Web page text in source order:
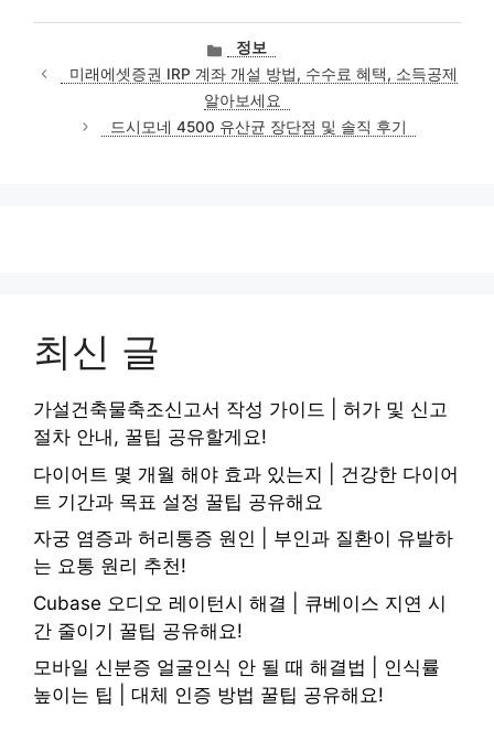
카
테
고
리
정보
미래에셋증권 IRP 계좌 개설 방법, 수수료 혜택, 소득공제
알아보세요
드시모네 4500 유산균 장단점 및 솔직 후기
최신 글
가설건축물축조신고서 작성 가이드 | 허가 및 신고
절차 안내, 꿀팁 공유할게요!
다이어트 몇 개월 해야 효과 있는지 | 건강한 다이어
트 기간과 목표 설정 꿀팁 공유해요
자궁 염증과 허리통증 원인 | 부인과 질환이 유발하
는 요통 원리 추천!
Cubase 오디오 레이턴시 해결 | 큐베이스 지연 시
간 줄이기 꿀팁 공유해요!
모바일 신분증 얼굴인식 안 될 때 해결법 | 인식률
높이는 팁 | 대체 인증 방법 꿀팁 공유해요!